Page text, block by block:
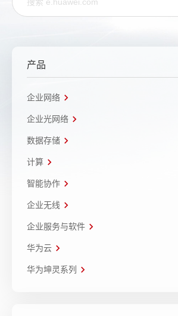
产品
企业网络
企业光网络
数据存储
计算
智能协作
企业无线
企业服务与软件
华为云
华为坤灵系列